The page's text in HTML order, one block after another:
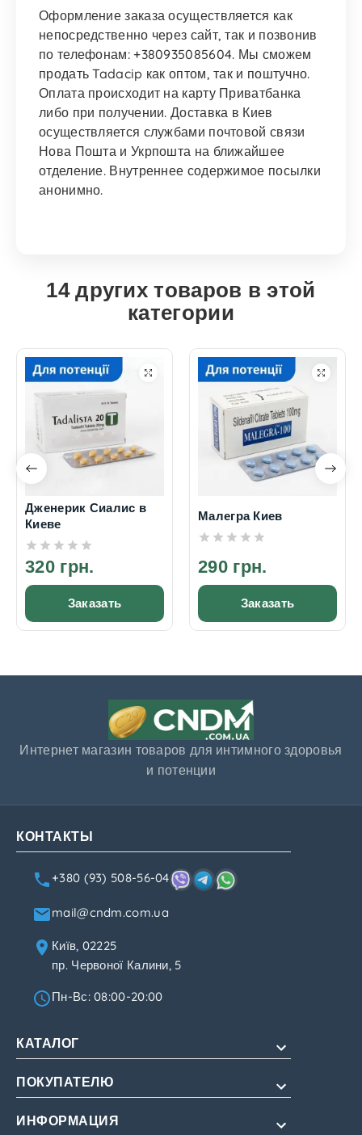
Оформление заказа осуществляется как
непосредственно через сайт, так и позвонив
по телефонам: +380935085604. Мы сможем
продать Tadacip как оптом, так и поштучно.
Оплата происходит на карту Приватбанка
либо при получении. Доставка в Киев
осуществляется службами почтовой связи
Нова Пошта и Укрпошта на ближайшее
отделение. Внутреннее содержимое посылки
анонимно.
14 других товаров в этой
категории
Дженерик Сиалис в
Киеве
320 грн.
Заказать
Малегра Киев
290 грн.
Заказать
Интернет магазин товаров для интимного здоровья
и потенции
КОНТАКТЫ
+380 (93) 508-56-04
mail@cndm.com.ua
Київ, 02225
пр. Червоної Калини, 5
Пн-Вс: 08:00-20:00
КАТАЛОГ
Для потенции
Для продления
ПОКУПАТЕЛЮ
О нас
ИНФОРМАЦИЯ